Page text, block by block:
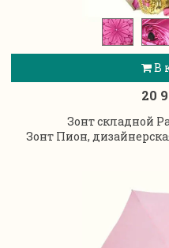
В
20
Зонт складной
Зонт Пион,